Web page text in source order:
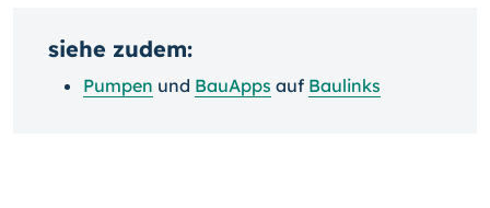
siehe zudem:
Pumpen und BauApps auf Baulinks